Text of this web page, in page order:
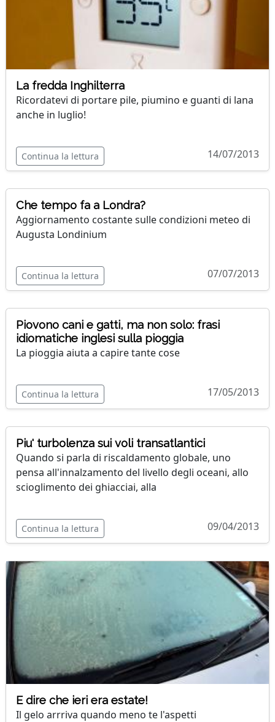
La fredda Inghilterra
Ricordatevi di portare pile, piumino e guanti di lana
anche in luglio!
Continua la lettura 14/07/2013
Che tempo fa a Londra?
Aggiornamento costante sulle condizioni meteo di
Augusta Londinium
Continua la lettura 07/07/2013
Piovono cani e gatti, ma non solo: frasi
idiomatiche inglesi sulla pioggia
La pioggia aiuta a capire tante cose
Continua la lettura 17/05/2013
Piu' turbolenza sui voli transatlantici
Quando si parla di riscaldamento globale, uno
pensa all'innalzamento del livello degli oceani, allo
scioglimento dei ghiacciai, alla
Continua la lettura 09/04/2013
E dire che ieri era estate!
Il gelo arrriva quando meno te l'aspetti